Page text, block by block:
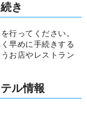
き
行ってください。
早めに手続きする
お店やレストラン
ル情報